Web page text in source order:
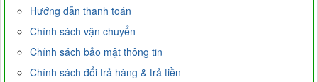
Hướng dẫn thanh toán
Chính sách vận chuyển
Chính sách bảo mật thông tin
Chính sách đổi trả hàng & trả tiền